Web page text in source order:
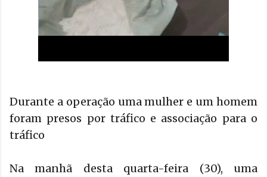
Durante a operação uma mulher e um homem
foram presos por tráfico e associação para o
tráfico
Na manhã desta quarta-feira (30), uma